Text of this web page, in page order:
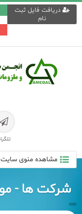
دریافت فایل ثبت
نام
مشاهده منوی سایت
شرکت ها -